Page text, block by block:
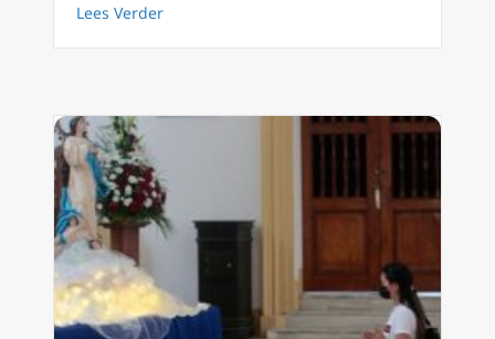
Lees Verderabout Diner van de ‘witte-martelaar’